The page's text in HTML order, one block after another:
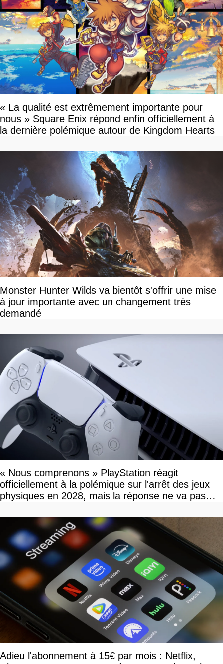
« La qualité est extrêmement importante pour
nous » Square Enix répond enfin officiellement à
la dernière polémique autour de Kingdom Hearts
Monster Hunter Wilds va bientôt s'offrir une mise
à jour importante avec un changement très
demandé
« Nous comprenons » PlayStation réagit
officiellement à la polémique sur l'arrêt des jeux
physiques en 2028, mais la réponse ne va pas
Adieu l'abonnement à 15€ par mois : Netflix,